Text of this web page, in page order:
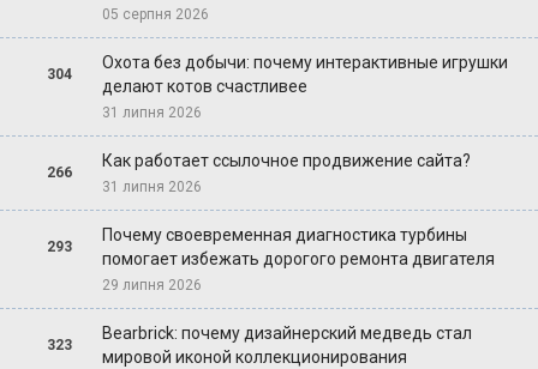
05 серпня 2026
304
Охота без добычи: почему интерактивные игрушки
делают котов счастливее
31 липня 2026
266
Как работает ссылочное продвижение сайта?
31 липня 2026
293
Почему своевременная диагностика турбины
помогает избежать дорогого ремонта двигателя
29 липня 2026
323
Bearbrick: почему дизайнерский медведь стал
мировой иконой коллекционирования